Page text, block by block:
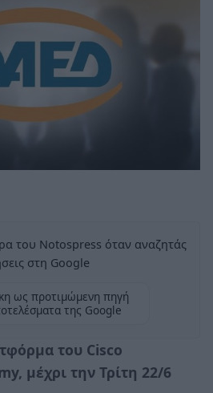
του Notospress όταν αναζητάς
στη Google
ως προτιμώμενη πηγή
της Google
του Cisco
μέχρι την Τρίτη 22/6